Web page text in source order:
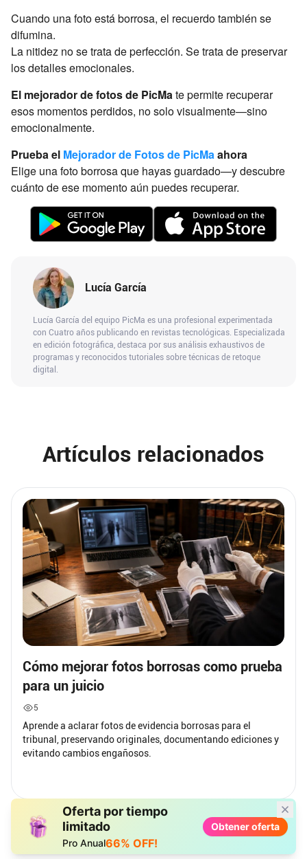
Cuando una foto está borrosa, el recuerdo también se
difumina.
La nitidez no se trata de perfección. Se trata de preservar
los detalles emocionales.
El mejorador de fotos de PicMate permite recuperar
esos momentos perdidos, no solo visualmente—sino
emocionalmente.
Prueba el Mejorador de Fotos de PicMaahora
Elige una foto borrosa que hayas guardado—y descubre
cuánto de ese momento aún puedes recuperar.
Lucía García
Lucía García del equipo PicMa es una profesional experimentada
con Cuatro años publicando en revistas tecnológicas. Especializada
en edición fotográfica, destaca por sus análisis exhaustivos de
programas y reconocidos tutoriales sobre técnicas de retoque
digital.
Artículos relacionados
Cómo mejorar fotos borrosas como prueba
para un juicio
5
Aprende a aclarar fotos de evidencia borrosas para el
tribunal, preservando originales, documentando ediciones y
evitando cambios engañosos.
Oferta por tiempo
limitado
Pro Anual66% OFF!
Obtener oferta